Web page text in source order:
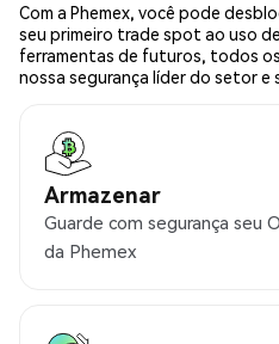
Com a Phemex, você pode
seu primeiro trade spot ao uso
ferramentas de futuros, todos
nossa segurança líder do setor e
Armazenar
Guarde com segurança seu
da Phemex